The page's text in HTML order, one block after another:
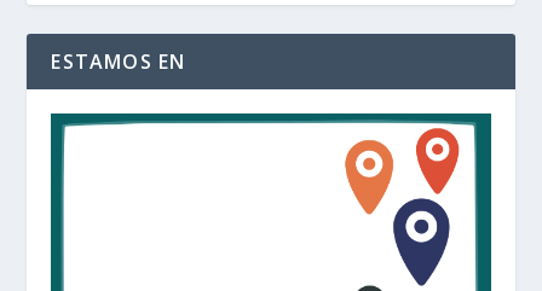
ESTAMOS EN